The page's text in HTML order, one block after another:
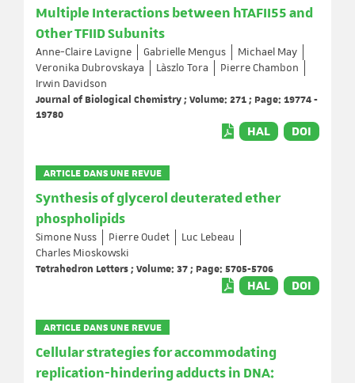
Multiple Interactions between hTAFII55 and
Other TFIID Subunits
Anne-Claire Lavigne Gabrielle Mengus
Michael May
Veronika Dubrovskaya
Làszlo Tora
Pierre Chambon
Irwin Davidson
Journal of Biological Chemistry ; Volume: 271 ; Page: 19774 -
19780
HAL DOI
ARTICLE DANS UNE REVUE
Synthesis of glycerol deuterated ether
phospholipids
Simone Nuss Pierre Oudet
Luc Lebeau
Charles Mioskowski
Tetrahedron Letters ; Volume: 37 ; Page: 5705-5706
HAL DOI
ARTICLE DANS UNE REVUE
Cellular strategies for accommodating
replication-hindering adducts in DNA: